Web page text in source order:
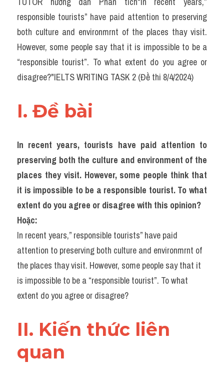
Task 2
Từ vựng theo topic
Từ vựng theo Topic
Grammar
Cam
Environment
Đề thi thật Task 1
Process
Task 1
Đề thi IELTS thật
Advice
IELTS Advice
Đề thi thật Task 2
Listening
Speaking
responsible tourists” have paid attention to preserving
both culture and environmrnt of the places thay visit.
However, some people say that it is impossible to be a
“responsible tourist”. To what extent do you agree or
disagree?"IELTS WRITING TASK 2 (Đề thi 8/4/2024)
I. Đề bài
In recent years, tourists have paid attention to
preserving both the culture and environment of the
places they visit. However, some people think that
it is impossible to be a responsible tourist. To what
extent do you agree or disagree with this opinion?
Hoặc:
In recent years,” responsible tourists” have paid
attention to preserving both culture and environmrnt of
the places thay visit. However, some people say that it
is impossible to be a “responsible tourist”. To what
extent do you agree or disagree?
II. Kiến thức liên
quan